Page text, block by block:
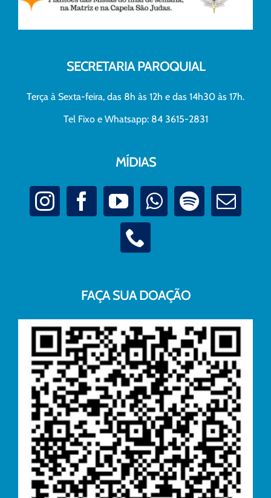
SECRETARIA PAROQUIAL
Terça à Sexta-feira, das 8h às 12h e das 14h30 às 17h.
Tel Fixo e Whatsapp: 84 3615-2831
MÍDIAS
FAÇA SUA DOAÇÃO